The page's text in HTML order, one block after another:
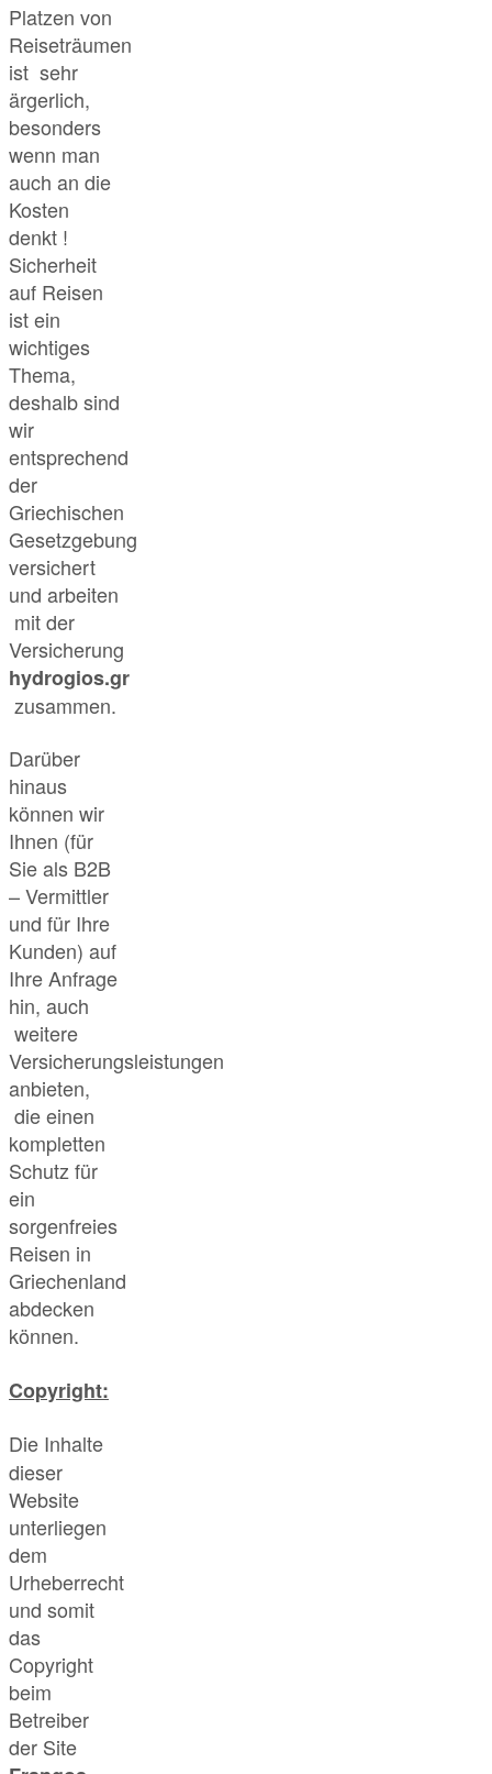
Platzen von
Reiseträumen
ist sehr
ärgerlich,
besonders
wenn man
auch an die
Kosten
denkt !
Sicherheit
auf Reisen
ist ein
wichtiges
Thema,
deshalb sind
wir
entsprechend
der
Griechischen
Gesetzgebung
versichert
und arbeiten
mit der
Versicherung
hydrogios.gr
zusammen.
Darüber
hinaus
können wir
Ihnen (für
Sie als B2B
– Vermittler
und für Ihre
Kunden) auf
Ihre Anfrage
hin, auch
weitere
Versicherungsleistungen
anbieten,
die einen
kompletten
Schutz für
ein
sorgenfreies
Reisen in
Griechenland
abdecken
können.
Copyright:
Die Inhalte
dieser
Website
unterliegen
dem
Urheberrecht
und somit
das
Copyright
beim
Betreiber
der Site